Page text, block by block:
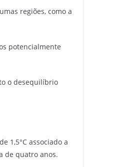
regiões, como a
potencialmente
o desequilíbrio
1,5°C associado a
de quatro anos.